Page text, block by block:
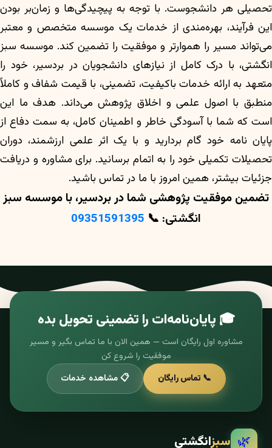
تحصیلی هر دانشجوست. با توجه به پیچیدگی‌ها و زمان‌بر بودن
این فرآیند، بهره‌مندی از خدمات یک موسسه متخصص و معتبر
می‌تواند مسیر را هموارتر و موفقیت را تضمین کند. موسسه سبز
انگشتی، با درک کامل از نیازهای دانشجویان در بردسیر، خود را
متعهد به ارائه خدمات باکیفیت، تضمینی، با قیمت شفاف و کاملاً
منطبق با اصول علمی و اخلاق پژوهش می‌داند. هدف ما این
است که شما با آسودگی خاطر و اطمینان کامل، به سمت دفاع از
پایان نامه خود گام بردارید و با یک اثر علمی ارزشمند، دوران
تحصیلات تکمیلی خود را به اتمام برسانید. برای مشاوره و دریافت
جزئیات بیشتر، همین امروز با ما در تماس باشید.
تضمین موفقیت پژوهشی شما در بردسیر، با موسسه سبز
انگشتی: 📞 09351591395
🎓 پایان‌نامه‌ات را تضمینی تحویل بده
مشاوره اول رایگان است — همین الان با ما تماس بگیر و مسیر
موفقیت را شروع کن
📞 تماس رایگان
📋 مشاهده خدمات
🌿 سبزانگشتی